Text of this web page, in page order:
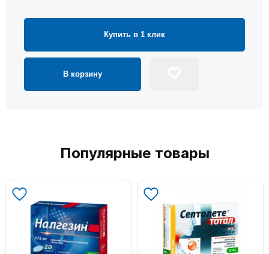
Купить в 1 клик
В корзину
Популярные товары